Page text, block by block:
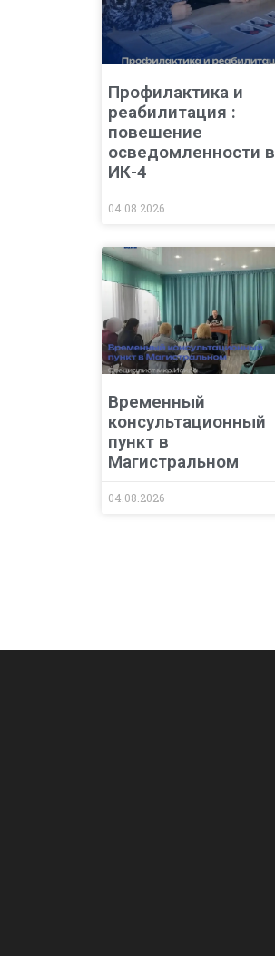
Профилактика и
реабилитация :
повешение
осведомленности в
ИК-4
04.08.2026
Временный
консультационный
пункт в
Магистральном
04.08.2026